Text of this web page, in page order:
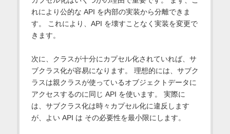
れにより公的な API を内部の実装から分離できま
す。 これにより、API を壊すことなく実装を変更で
きます。
次に、クラスが十分にカプセル化されていれば、サ
ブクラス化が容易になります。 理想的には、サブク
ラスは親クラスが使っているオブジェクトデータに
アクセスするのに同じ API を使います。 実際に
は、サブクラス化は時々カプセル化に違反します
が、よい API は その必要性を最小限にします。